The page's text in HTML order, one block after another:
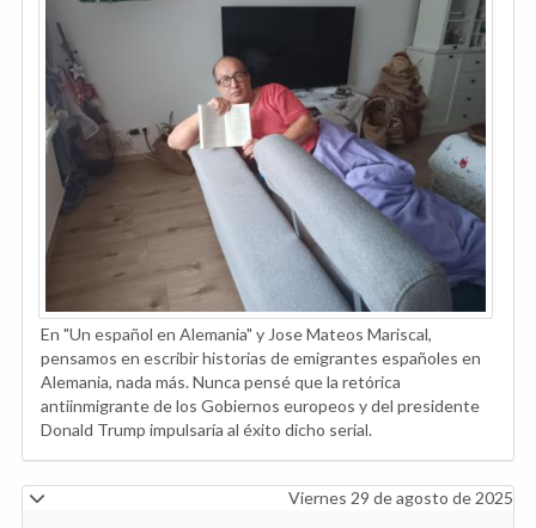
En "Un español en Alemania" y Jose Mateos Mariscal,
pensamos en escribir historias de emigrantes españoles en
Alemania, nada más. Nunca pensé que la retórica
antiinmigrante de los Gobiernos europeos y del presidente
Donald Trump impulsaría al éxito dicho serial.
Viernes 29 de agosto de 2025